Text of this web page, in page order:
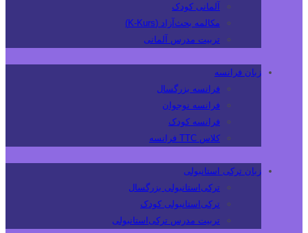
آلمانی کودک
مکالمه بحث‌آزاد (K-Kurs)
تربیت مدرس آلمانی
زبان فرانسه
فرانسه بزرگسال
فرانسه نوجوان
فرانسه کودک
کلاس TTC فرانسه
زبان ترکی استانبولی
ترکی‌استانبولی بزرگسال
ترکی‌استانبولی کودک
تربیت مدرس ترکی‌استانبولی